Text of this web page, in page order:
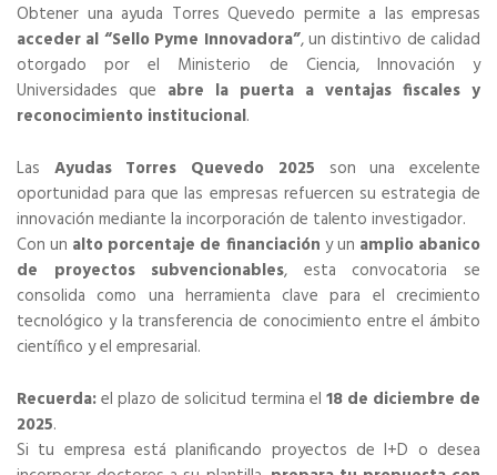
Obtener una ayuda Torres Quevedo permite a las empresas
acceder al “Sello Pyme Innovadora”, un distintivo de calidad
otorgado por el Ministerio de Ciencia, Innovación y
Universidades que abre la puerta a ventajas fiscales y
reconocimiento institucional.
Las Ayudas Torres Quevedo 2025 son una excelente
oportunidad para que las empresas refuercen su estrategia de
innovación mediante la incorporación de talento investigador.
Con un alto porcentaje de financiación y un amplio abanico
de proyectos subvencionables, esta convocatoria se
consolida como una herramienta clave para el crecimiento
tecnológico y la transferencia de conocimiento entre el ámbito
científico y el empresarial.
Recuerda:el plazo de solicitud termina el 18 de diciembre de
2025.
Si tu empresa está planificando proyectos de I+D o desea